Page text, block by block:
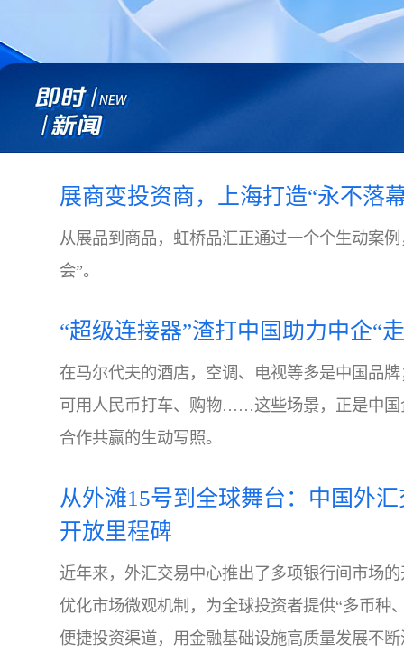
展商变投资商，上海打造“永不落
从展品到商品，虹桥品汇正通过一个个生动案
会”。
“超级连接器”渣打中国助力中企“
在马尔代夫的酒店，空调、电视等多是中国品
可用人民币打车、购物……这些场景，正是中国
合作共赢的生动写照。
从外滩15号到全球舞台：中国外
开放里程碑
近年来，外汇交易中心推出了多项银行间市场
优化市场微观机制，为全球投资者提供“多币种
便捷投资渠道，用金融基础设施高质量发展不